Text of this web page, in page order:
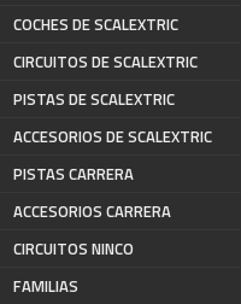
COCHES DE SCALEXTRIC
CIRCUITOS DE SCALEXTRIC
PISTAS DE SCALEXTRIC
ACCESORIOS DE SCALEXTRIC
PISTAS CARRERA
ACCESORIOS CARRERA
CIRCUITOS NINCO
FAMILIAS